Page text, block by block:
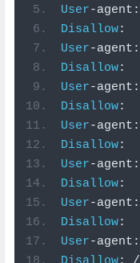
User-agent :
Disallow:
User-agent :
Disallow:
User-agent :
Disallow:
User-agent :
Disallow:
User-agent :
Disallow:
User-agent :
Disallow:
User-agent :